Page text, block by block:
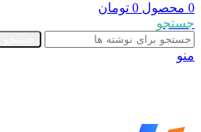
0 محصول 0 تومان
جستجو
منو